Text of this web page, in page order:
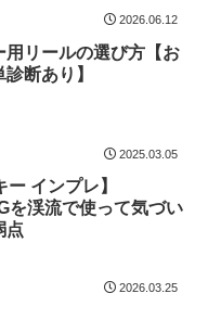
2026.06.12
用リールの選び方【お
断あり】
2025.03.05
ー インプレ】
を渓流で使って気づい
点
2026.03.25